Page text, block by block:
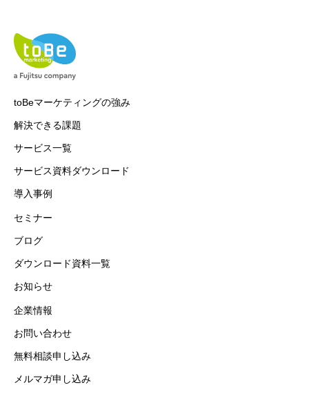
toBeマーケティングの強み
解決できる課題
サービス一覧
サービス資料ダウンロード
導入事例
セミナー
ブログ
ダウンロード資料一覧
お知らせ
企業情報
お問い合わせ
無料相談申し込み
メルマガ申し込み